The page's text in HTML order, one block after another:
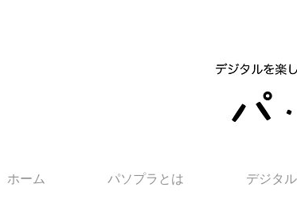
ホーム パソプラとは デジタ